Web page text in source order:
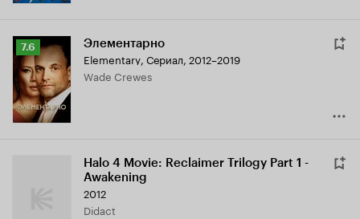
Рейтинг
Кинопоиска
7.6
7.6 Элементарно
Elementary, Сериал, 2012–2019
Wade Crewes
Halo 4 Movie: Reclaimer Trilogy Part 1 -
Awakening
2012
Didact